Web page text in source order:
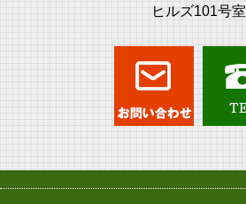
ヒルズ101号室